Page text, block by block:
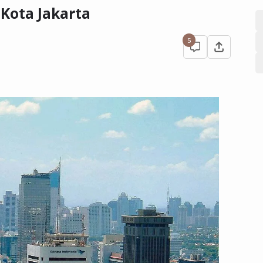
Jakarta
5